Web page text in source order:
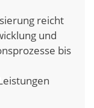
reicht
und
bis